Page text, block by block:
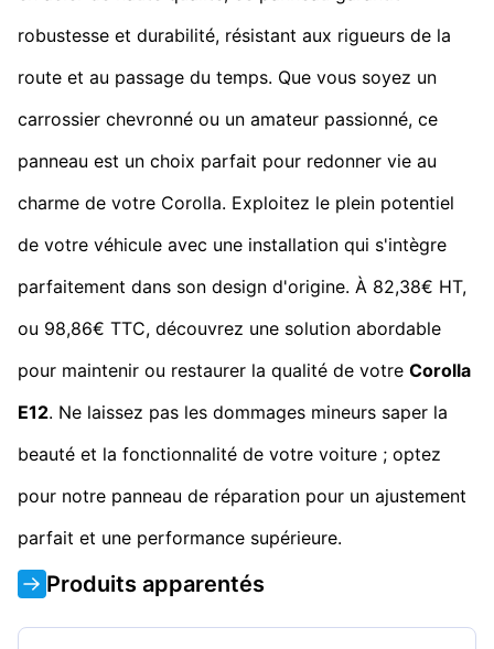
robustesse et durabilité, résistant aux rigueurs de la
route et au passage du temps. Que vous soyez un
carrossier chevronné ou un amateur passionné, ce
panneau est un choix parfait pour redonner vie au
charme de votre Corolla. Exploitez le plein potentiel
de votre véhicule avec une installation qui s'intègre
parfaitement dans son design d'origine. À 82,38€ HT,
ou 98,86€ TTC, découvrez une solution abordable
pour maintenir ou restaurer la qualité de votre Corolla
E12. Ne laissez pas les dommages mineurs saper la
beauté et la fonctionnalité de votre voiture ; optez
pour notre panneau de réparation pour un ajustement
parfait et une performance supérieure.
Produits apparentés